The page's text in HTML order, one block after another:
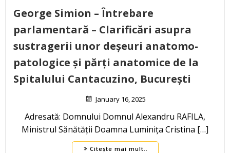
George Simion – Întrebare
parlamentară – Clarificări asupra
sustragerii unor deșeuri anatomo-
patologice și părți anatomice de la
Spitalului Cantacuzino, București
January 16, 2025
Adresată: Domnului Domnul Alexandru RAFILA,
Ministrul Sănătății Doamna Luminița Cristina […]
Citește mai mult..